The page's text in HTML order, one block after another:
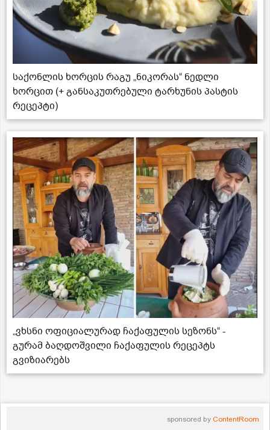
საქონლის ხორცის რაგუ „ნიკორას“ ნედლი
ხორცით (+ განსაკუთრებული ტარხუნის პასტის
რეცეპტი)
„ვხსნი ოფიციალურად ჩაქაფულის სეზონს“ -
გურამ ბაღდოშვილი ჩაქაფულის რეცეპტს
გვიზიარებს
sponsored by ContentRoom